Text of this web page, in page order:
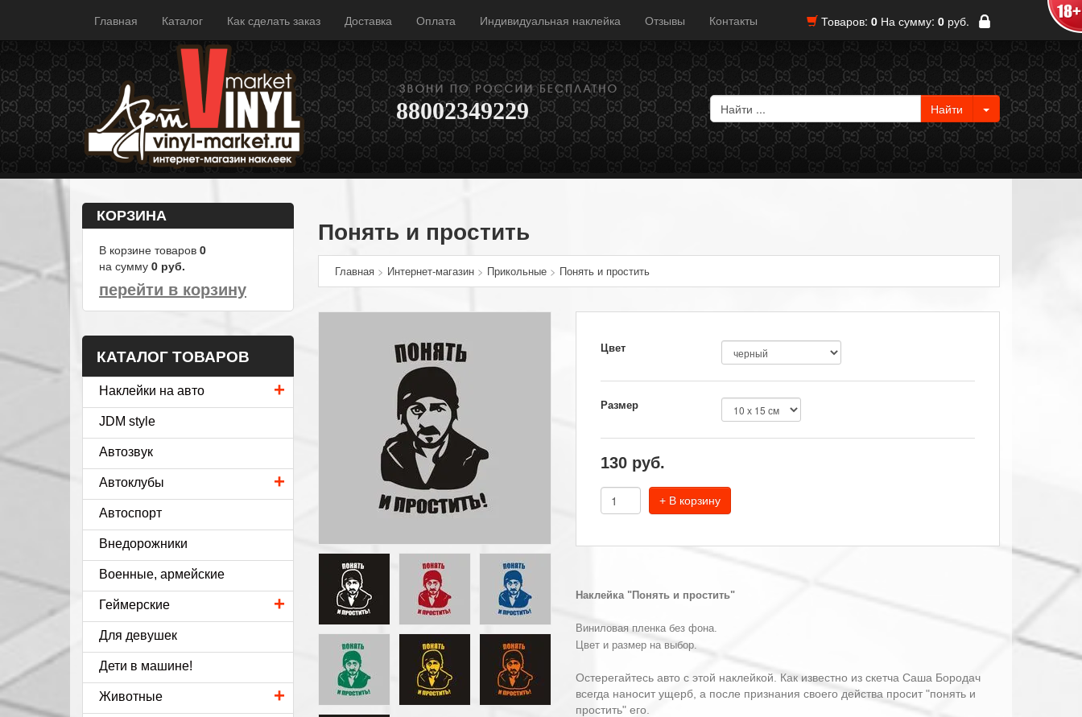
Товаров: 0 На сумму: 0 руб.
Главная Каталог Как сделать заказ Доставка Оплата Индивидуальная наклейка Отзывы Контакты
88002349229
Понять и простить
Главная> Интернет-магазин> Прикольные> Понять и простить
Цвет
Размер
130руб.
+ В корзину
Наклейка "Понять и простить"
Виниловая пленка без фона.
Цвет и размер на выбор.
Остерегайтесь авто с этой наклейкой. Как известно из скетча Саша Бородач
всегда наносит ущерб, а после признания своего действа просит "понять и
простить" его.
КОРЗИНА
В корзине товаров 0
на сумму 0 руб.
перейти в корзину
КАТАЛОГ ТОВАРОВ
+
Наклейки на авто
JDM style
Автозвук
+
Автоклубы
Автоспорт
Внедорожники
Военные, армейские
+
Геймерские
Для девушек
Дети в машине!
+
Животные